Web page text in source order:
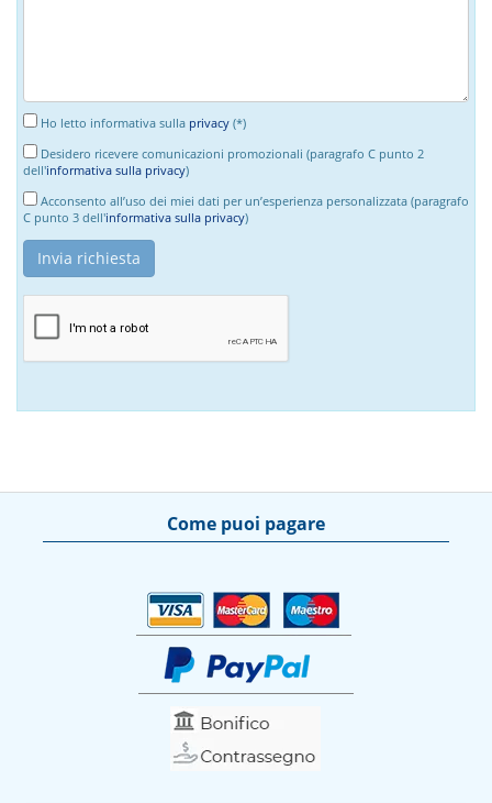
Ho letto informativa sulla privacy (*)
Desidero ricevere comunicazioni promozionali (paragrafo C punto 2
dell'informativa sulla privacy)
Acconsento all’uso dei miei dati per un’esperienza personalizzata (paragrafo
C punto 3 dell'informativa sulla privacy)
Come puoi pagare